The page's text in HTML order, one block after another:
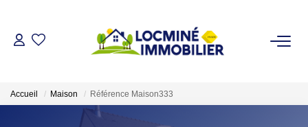
Accueil Maison Référence Maison333